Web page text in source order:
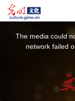
The media could
network failed